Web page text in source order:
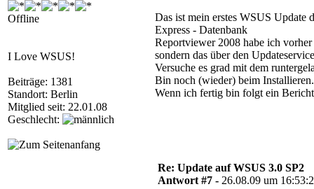
Offline
I Love WSUS!
Beiträge: 1381
Standort: Berlin
Mitglied seit: 22.01.08
Geschlecht:
Das ist mein erstes WSUS Update
Express - Datenbank
Reportviewer 2008 habe ich
sondern das über den
Versuche es grad mit dem
Bin noch (wieder) beim
Wenn ich fertig bin folgt ein
Re: Update auf WSUS 3.0 SP2
Antwort #7 - 26.08.09 um